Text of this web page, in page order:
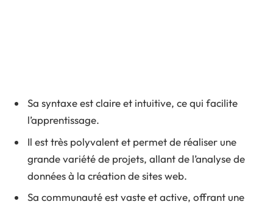
Sa syntaxe est claire et intuitive, ce qui facilite
l’apprentissage.
Il est très polyvalent et permet de réaliser une
grande variété de projets, allant de l’analyse de
données à la création de sites web.
Sa communauté est vaste et active, offrant une